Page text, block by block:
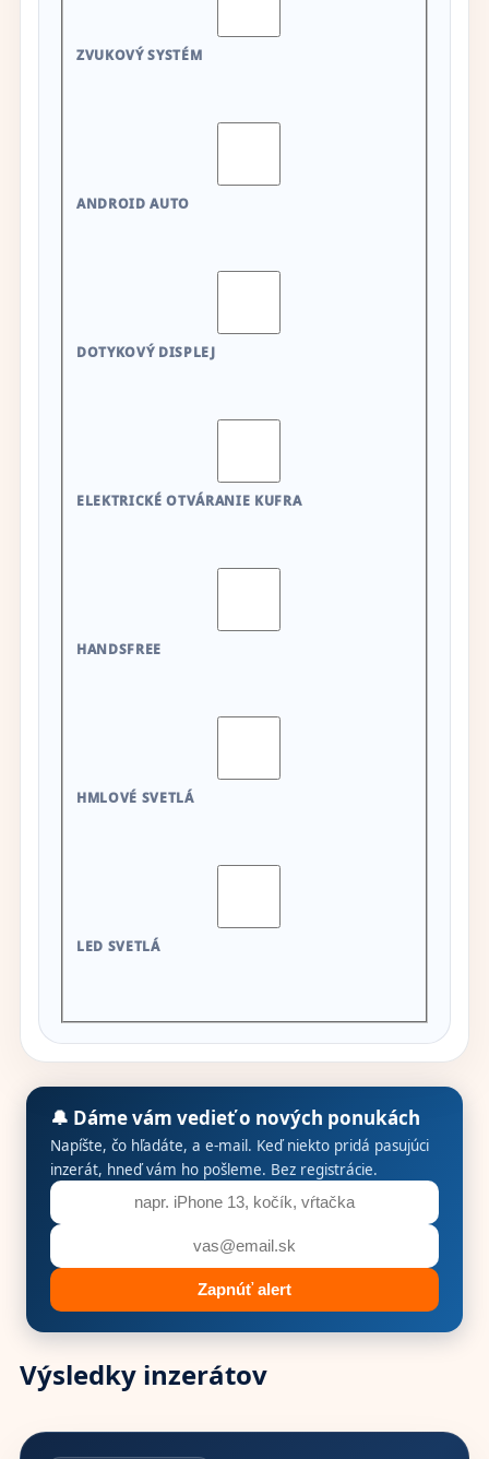
ZVUKOVÝ SYSTÉM
ANDROID AUTO
DOTYKOVÝ DISPLEJ
ELEKTRICKÉ OTVÁRANIE KUFRA
HANDSFREE
HMLOVÉ SVETLÁ
LED SVETLÁ
🔔 Dáme vám vedieť o nových ponukách
Napíšte, čo hľadáte, a e-mail. Keď niekto pridá pasujúci
inzerát, hneď vám ho pošleme. Bez registrácie.
Zapnúť alert
Výsledky inzerátov